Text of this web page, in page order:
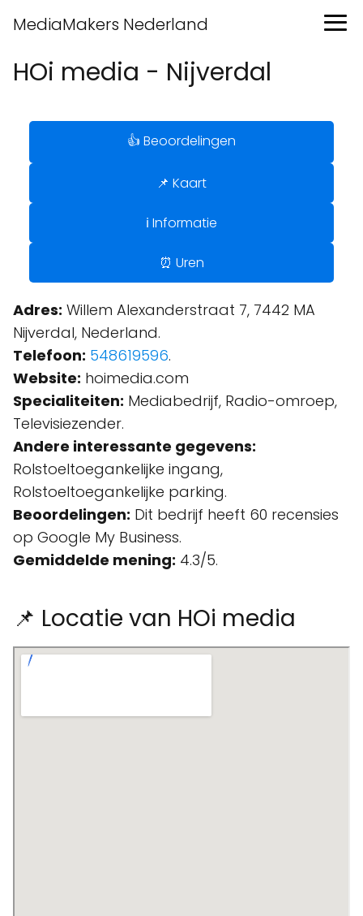
MediaMakers Nederland
HOi media - Nijverdal
👍 Beoordelingen
📌 Kaart
ℹ️ Informatie
⏰ Uren
Adres: Willem Alexanderstraat 7, 7442 MA
Nijverdal, Nederland.
Telefoon: 548619596.
Website: hoimedia.com
Specialiteiten: Mediabedrijf, Radio-omroep,
Televisiezender.
Andere interessante gegevens:
Rolstoeltoegankelijke ingang,
Rolstoeltoegankelijke parking.
Beoordelingen: Dit bedrijf heeft 60 recensies
op Google My Business.
Gemiddelde mening: 4.3/5.
📌 Locatie van HOi media